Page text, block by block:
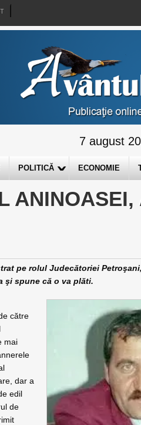
7 august
POLITICĂ ECONOMIE
ANINOASEI,
pe rolul Judecătoriei
şi spune că o va plăti.
către
mai
dar a
edil
de